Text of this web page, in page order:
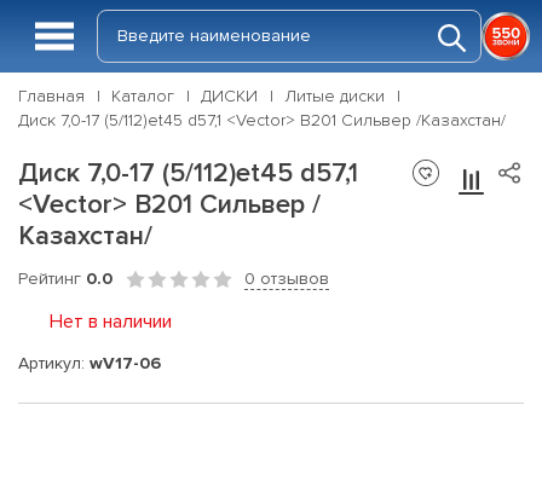
Главная Каталог ДИСКИ
Литые диски
Диск 7,0-17 (5/112)et45 d57,1 <Vector> В201 Сильвер /Казахстан/
Диск 7,0-17 (5/112)et45 d57,1
<Vector> В201 Сильвер /
Казахстан/
Рейтинг 0.0 0 отзывов
Нет в наличии
Артикул: wV17-06